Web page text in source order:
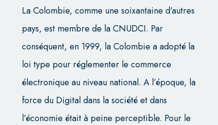
La Colombie, comme une soixantaine d’autres
pays, est membre de la CNUDCI. Par
conséquent, en 1999, la Colombie a adopté la
loi type pour réglementer le commerce
électronique au niveau national. A l’époque, la
force du Digital dans la société et dans
l’économie était à peine perceptible. Pour le